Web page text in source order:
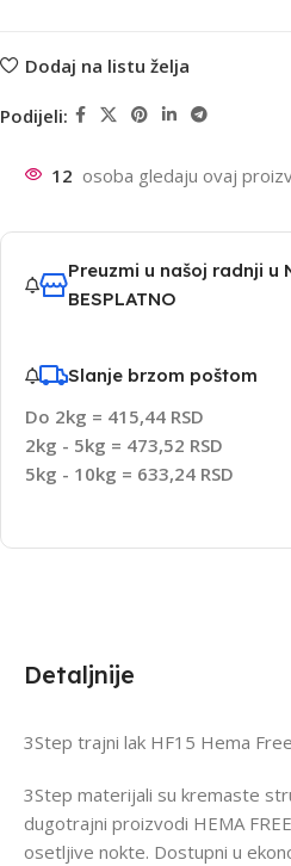
Dodaj na listu želja
Podijeli:
12 osoba gledaju ovaj
Preuzmi u našoj radnji u
BESPLATNO
Slanje brzom poštom
Do 2kg = 415,44 RSD
2kg - 5kg = 473,52 RSD
5kg - 10kg = 633,24 RSD
Detaljnije
3Step trajni lak HF15 Hema
3Step materijali su kremaste
dugotrajni proizvodi HEMA
osetljive nokte. Dostupni u